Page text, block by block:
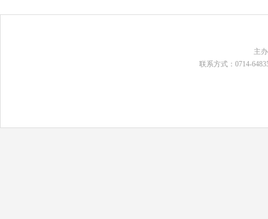
主
联系方式：0714-